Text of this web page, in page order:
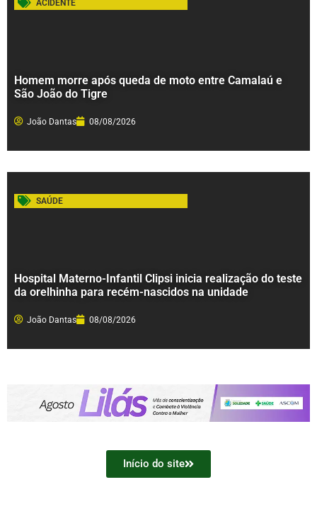
ACIDENTE
Homem morre após queda de moto entre Camalaú e
São João do Tigre
João Dantas 08/08/2026
SAÚDE
Hospital Materno-Infantil Clipsi inicia realização do teste
da orelhinha para recém-nascidos na unidade
João Dantas 08/08/2026
Início do site